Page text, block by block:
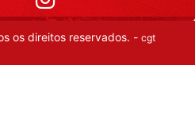
os direitos reservados. - cgt